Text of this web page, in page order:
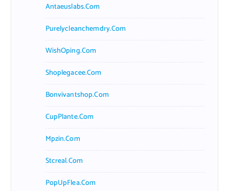
Antaeuslabs.com
Purelycleanchemdry.com
WishOping.com
Shoplegacee.com
Bonvivantshop.com
CupPlante.com
Mpzin.com
Stcreal.com
PopUpFlea.com